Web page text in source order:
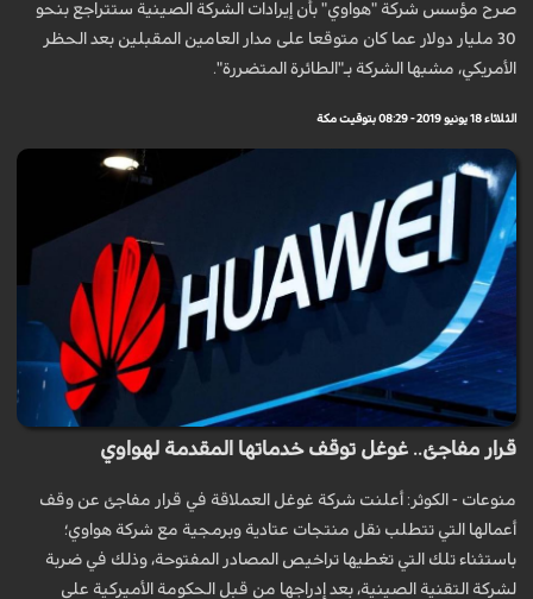
صرح مؤسس شركة "هواوي" بأن إيرادات الشركة الصينية ستتراجع بنحو
30 مليار دولار عما كان متوقعا على مدار العامين المقبلين بعد الحظر
الأمريكي، مشبها الشركة بـ"الطائرة المتضررة".
الثلاثاء 18 يونيو 2019 - 08:29 بتوقيت مكة
قرار مفاجئ.. غوغل توقف خدماتها المقدمة لهواوي
منوعات - الكوثر: أعلنت شركة غوغل العملاقة في قرار مفاجئ عن وقف
أعمالها التي تتطلب نقل منتجات عتادية وبرمجية مع شركة هواوي؛
باستثناء تلك التي تغطيها تراخيص المصادر المفتوحة، وذلك في ضربة
لشركة التقنية الصينية، بعد إدراجها من قبل الحكومة الأميركية على